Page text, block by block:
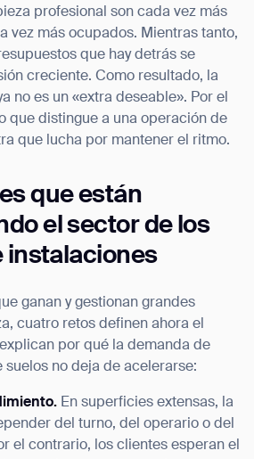
profesional son cada vez más
vez más ocupados. Mientras tanto,
que hay detrás se
creciente. Como resultado, la
no es un «extra deseable». Por el
que distingue a una operación de
que lucha por mantener el ritmo.
que están
el sector de los
instalaciones
ganan y gestionan grandes
cuatro retos definen ahora el
por qué la demanda de
no deja de acelerarse:
En superficies extensas, la
del turno, del operario o del
el contrario, los clientes esperan el
news from Gausium. I am aware that I
time.
Gausium to contact me.Privacy Policy.